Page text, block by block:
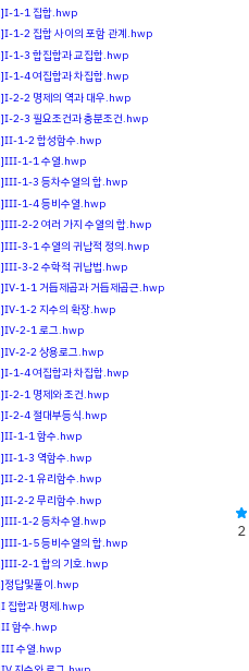
1-1 집합.hwp
1-2 집합 사이의 포함 관계.hwp
1-3 합집합과 교집합.hwp
1-4 여집합과 차집합.hwp
2-2 명제의 역과 대우.hwp
2-3 필요조건과 충분조건.hwp
]Ⅱ-1-2 합성함수.hwp
]Ⅲ-1-1 수열.hwp
]Ⅲ-1-3 등차수열의 합.hwp
]Ⅲ-1-4 등비수열.hwp
]Ⅲ-2-2 여러 가지 수열의 합.hwp
]Ⅲ-3-1 수열의 귀납적 정의.hwp
]Ⅲ-3-2 수학적 귀납법.hwp
1-1 거듭제곱과 거듭제곱근.hwp
]Ⅳ-1-2 지수의 확장.hwp
]Ⅳ-2-1 로그.hwp
]Ⅳ-2-2 상용로그.hwp
1-4 여집합과 차집합.hwp
2-1 명제와 조건.hwp
2-4 절대부등식.hwp
]Ⅱ-1-1 함수.hwp
]Ⅱ-1-3 역함수.hwp
]Ⅱ-2-1 유리함수.hwp
]Ⅱ-2-2 무리함수.hwp
]Ⅲ-1-2 등차수열.hwp
]Ⅲ-1-5 등비수열의 합.hwp
]Ⅲ-2-1 합의 기호.hwp
정답및풀이.hwp
집합과 명제.hwp
함수.hwp
]Ⅲ 수열.hwp
2